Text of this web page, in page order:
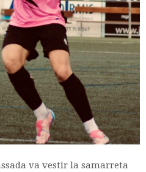
va vestir la samarreta